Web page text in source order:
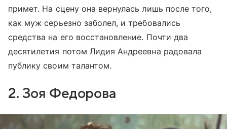
примет. На сцену она вернулась лишь после того,
как муж серьезно заболел, и требовались
средства на его восстановление. Почти два
десятилетия потом Лидия Андреевна радовала
публику своим талантом.
2. Зоя Федорова